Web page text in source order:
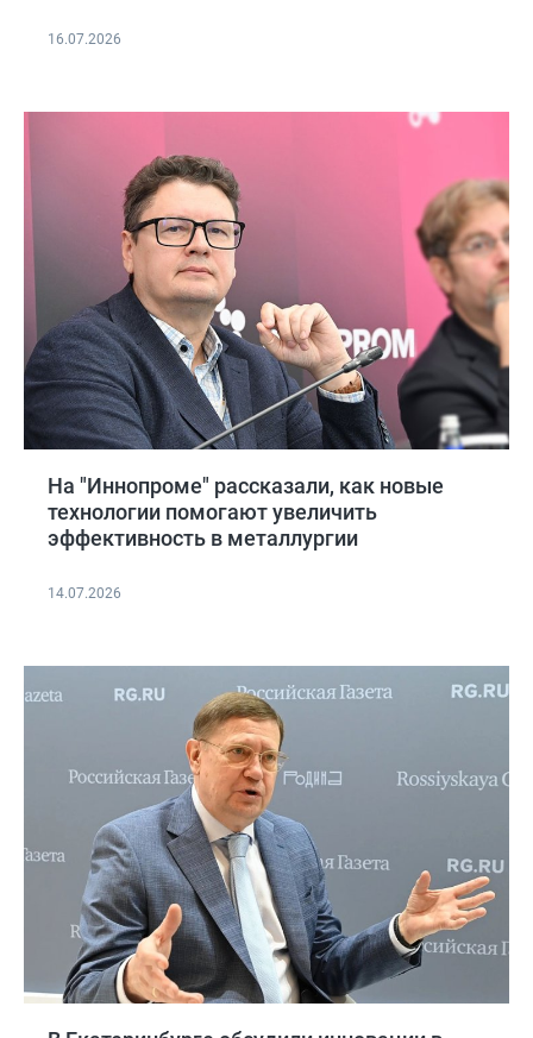
16.07.2026
На "Иннопроме" рассказали, как новые
технологии помогают увеличить
эффективность в металлургии
14.07.2026